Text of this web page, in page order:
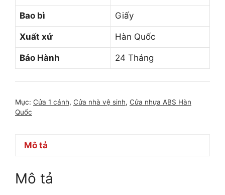
Bao bì Giấy
Xuất xứ Hàn Quốc
Bảo Hành 24 Tháng
Mục: Cửa 1 cánh, Cửa nhà vệ sinh, Cửa nhựa ABS Hàn
Quốc
Mô tả
Mô tả